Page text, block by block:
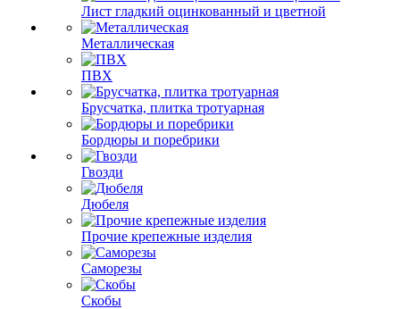
Лист гладкий оцинкованный и цветной
Металлическая
ПВХ
Брусчатка, плитка тротуарная
Бордюры и поребрики
Гвозди
Дюбеля
Прочие крепежные изделия
Саморезы
Скобы